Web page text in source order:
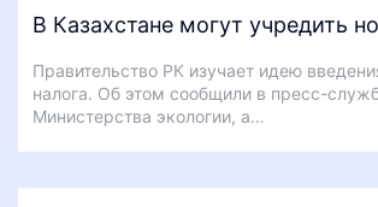
В Казахстане могут учредить
Правительство РК изучает идею
налога. Об этом сообщили в пресс-
Министерства экологии, а…